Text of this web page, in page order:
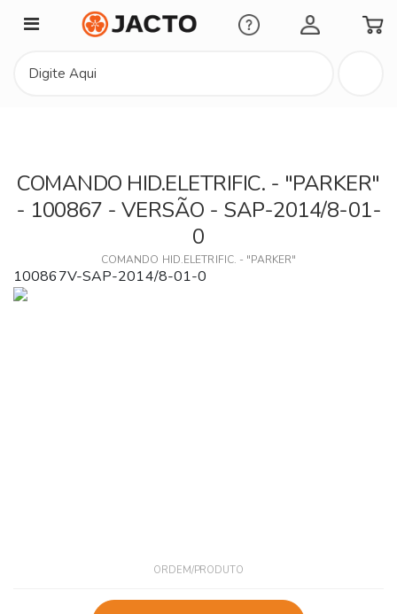
Minha Conta
COMANDO HID.ELETRIFIC. - "PARKER"
- 100867 - VERSÃO - SAP-2014/8-01-
0
COMANDO HID.ELETRIFIC. - "PARKER"
100867V-SAP-2014/8-01-0
ORDEM/PRODUTO